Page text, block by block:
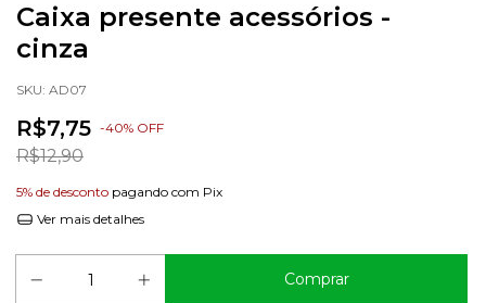
Caixa presente acessórios -
cinza
SKU: AD07
R$7,75 -40% OFF
R$12,90
5% de desconto pagando com Pix
Ver mais detalhes